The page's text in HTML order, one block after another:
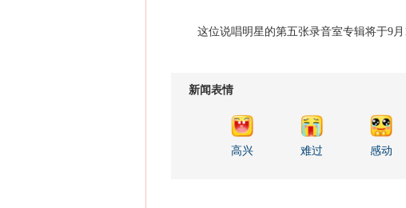
这位说唱明星的第五张录音室专辑将于9月
新闻表情
高兴 难过 感动